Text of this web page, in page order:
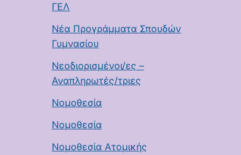
ΓΕΛ
Νέα Προγράμματα Σπουδών
Γυμνασίου
Νεοδιορισμένοι/ες –
Αναπληρωτές/τριες
Νομοθεσία
Νομοθεσία
Νομοθεσία Ατομικής